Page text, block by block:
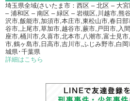
埼玉県全域(さいたま市：西区 – 北区 – 大
– 浦和区 – 南区 – 緑区 – 岩槻区,川越市,熊
沢市,飯能市,加須市,本庄市,東松山市,春日
谷市,上尾市,草加市,越谷市,蕨市,戸田市,入
座市,桶川市,久喜市,北本市,八潮市,富士見
市,鶴ヶ島市,日高市,吉川市,ふじみ野市,白
城県･千葉県
詳細はこちら